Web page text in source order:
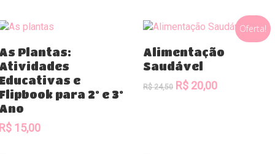
Comprar
Plantas:
e
para 2º e 3º
15,00
Oferta!
Comprar
Alimentação
Saudável
R$24,50 O
R$ 20,00O